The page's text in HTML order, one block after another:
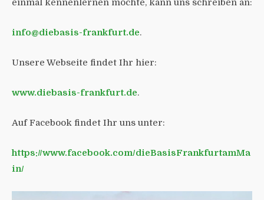
einmal kennenlernen möchte, kann uns schreiben an:
info@diebasis-frankfurt.de.
Unsere Webseite findet Ihr hier:
www.diebasis-frankfurt.de.
Auf Facebook findet Ihr uns unter:
https://www.facebook.com/dieBasisFrankfurtamMa
in/